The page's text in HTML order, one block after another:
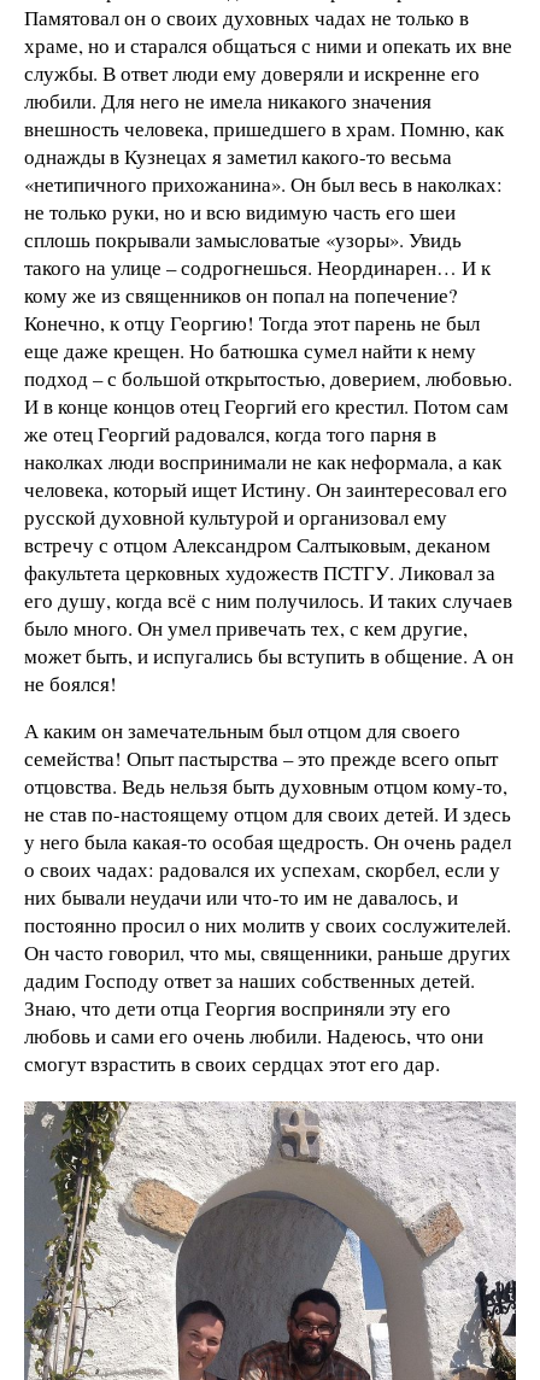
Памятовал он о своих духовных чадах не только в
храме, но и старался общаться с ними и опекать их вне
службы. В ответ люди ему доверяли и искренне его
любили. Для него не имела никакого значения
внешность человека, пришедшего в храм. Помню, как
однажды в Кузнецах я заметил какого-то весьма
«нетипичного прихожанина». Он был весь в наколках:
не только руки, но и всю видимую часть его шеи
сплошь покрывали замысловатые «узоры». Увидь
такого на улице – содрогнешься. Неординарен… И к
кому же из священников он попал на попечение?
Конечно, к отцу Георгию! Тогда этот парень не был
еще даже крещен. Но батюшка сумел найти к нему
подход – с большой открытостью, доверием, любовью.
И в конце концов отец Георгий его крестил. Потом сам
же отец Георгий радовался, когда того парня в
наколках люди воспринимали не как неформала, а как
человека, который ищет Истину. Он заинтересовал его
русской духовной культурой и организовал ему
встречу с отцом Александром Салтыковым, деканом
факультета церковных художеств ПСТГУ. Ликовал за
его душу, когда всё с ним получилось. И таких случаев
было много. Он умел привечать тех, с кем другие,
может быть, и испугались бы вступить в общение. А он
не боялся!
А каким он замечательным был отцом для своего
семейства! Опыт пастырства – это прежде всего опыт
отцовства. Ведь нельзя быть духовным отцом кому-то,
не став по-настоящему отцом для своих детей. И здесь
у него была какая-то особая щедрость. Он очень радел
о своих чадах: радовался их успехам, скорбел, если у
них бывали неудачи или что-то им не давалось, и
постоянно просил о них молитв у своих сослужителей.
Он часто говорил, что мы, священники, раньше других
дадим Господу ответ за наших собственных детей.
Знаю, что дети отца Георгия восприняли эту его
любовь и сами его очень любили. Надеюсь, что они
смогут взрастить в своих сердцах этот его дар.